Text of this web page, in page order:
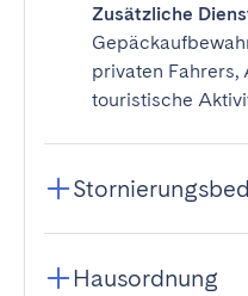
Zusätzliche
privaten Fahrers,
touristische
Hausordnung